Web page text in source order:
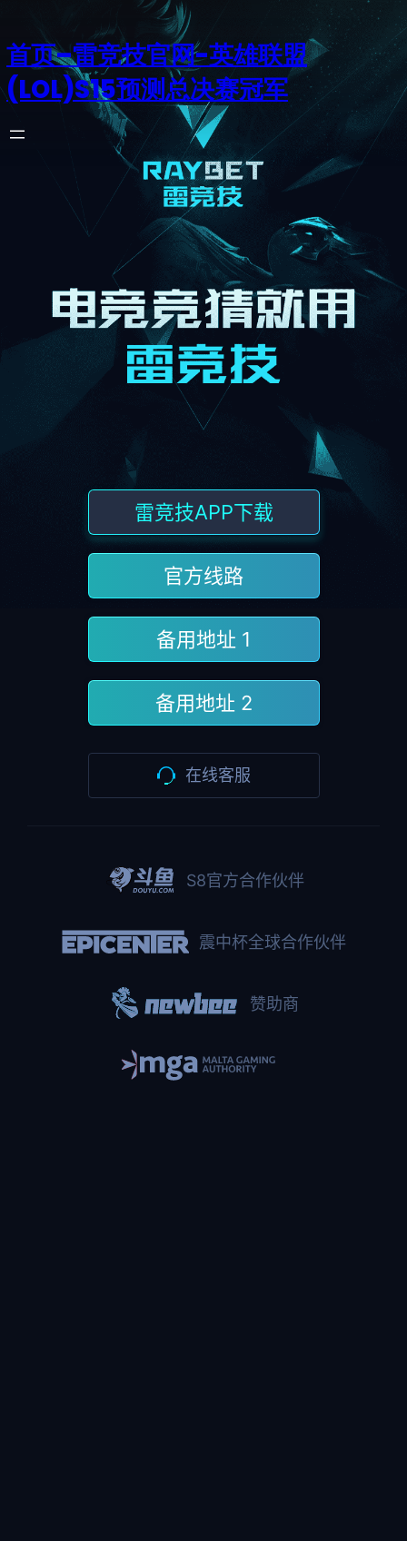
首页–雷竞技官网-英雄联盟
(LOL)S15预测总决赛冠军